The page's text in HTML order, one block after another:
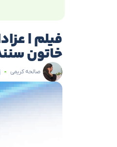
فیلم |
خاتون
صالحه کریمی